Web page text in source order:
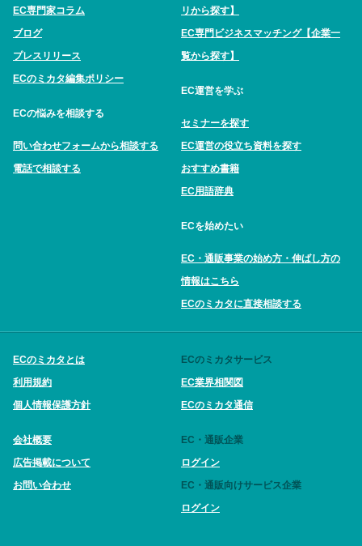
EC専門家コラム
ブログ
プレスリリース
ECのミカタ編集ポリシー
ECの悩みを相談する
問い合わせフォームから相談する
電話で相談する
リから探す】
EC専門ビジネスマッチング【企業一
覧から探す】
EC運営を学ぶ
セミナーを探す
EC運営の役立ち資料を探す
おすすめ書籍
EC用語辞典
ECを始めたい
EC・通販事業の始め方・伸ばし方の
情報はこちら
ECのミカタに直接相談する
ECのミカタとは
利用規約
個人情報保護方針
会社概要
広告掲載について
お問い合わせ
ECのミカタサービス
EC業界相関図
ECのミカタ通信
EC・通販企業
ログイン
EC・通販向けサービス企業
ログイン